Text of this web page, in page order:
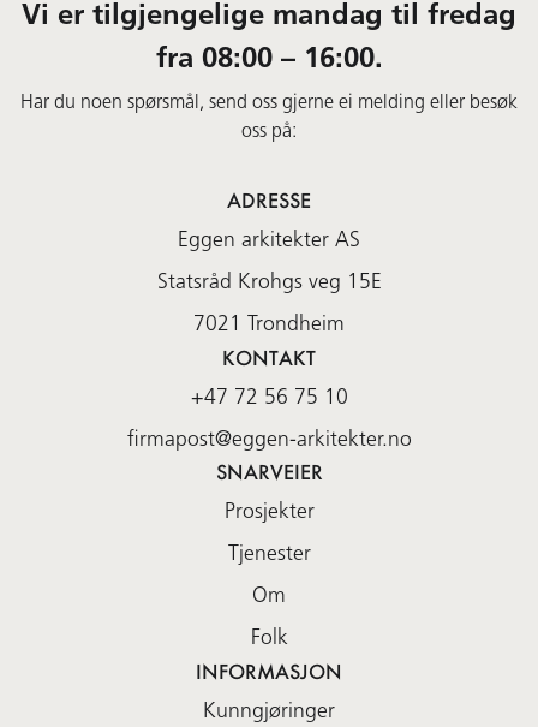
Vi er tilgjengelige mandag til fredag
fra 08:00 – 16:00.
Har du noen spørsmål, send oss gjerne ei melding eller besøk
oss på:
ADRESSE
Eggen arkitekter AS
Statsråd Krohgs veg 15E
7021 Trondheim
KONTAKT
+47 72 56 75 10
firmapost@eggen-arkitekter.no
SNARVEIER
Prosjekter
Tjenester
Om
Folk
INFORMASJON
Kunngjøringer